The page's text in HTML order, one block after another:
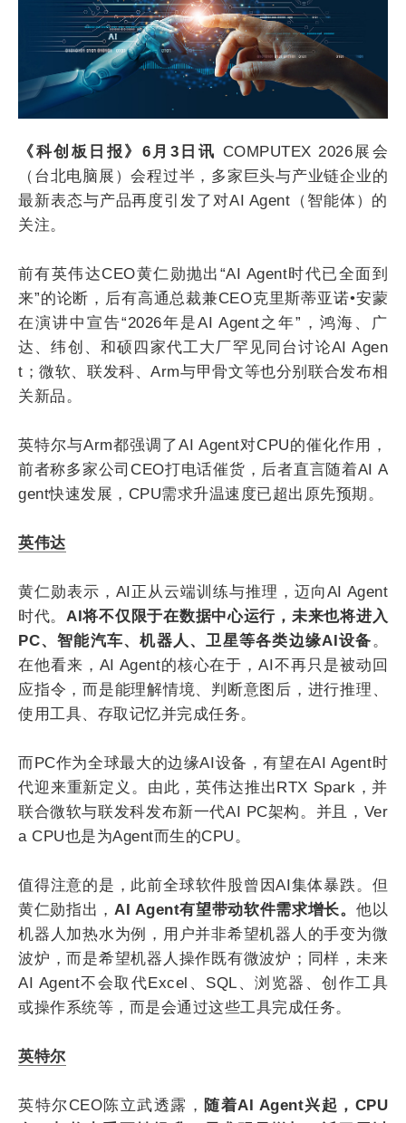
《科创板日报》6月3日讯 COMPUTEX 2026展会
（台北电脑展）会程过半，多家巨头与产业链企业的
最新表态与产品再度引发了对AI Agent（智能体）的
关注。
前有英伟达CEO黄仁勋抛出“AI Agent时代已全面到
来”的论断，后有高通总裁兼CEO克里斯蒂亚诺•安蒙
在演讲中宣告“2026年是AI Agent之年”，鸿海、广
达、纬创、和硕四家代工大厂罕见同台讨论AI Agen
t；微软、联发科、Arm与甲骨文等也分别联合发布相
关新品。
英特尔与Arm都强调了AI Agent对CPU的催化作用，
前者称多家公司CEO打电话催货，后者直言随着AI A
gent快速发展，CPU需求升温速度已超出原先预期。
英伟达
黄仁勋表示，AI正从云端训练与推理，迈向AI Agent
时代。 AI将不仅限于在数据中心运行，未来也将进入
PC、智能汽车、机器人、卫星等各类边缘AI设备 。
在他看来，AI Agent的核心在于，AI不再只是被动回
应指令，而是能理解情境、判断意图后，进行推理、
使用工具、存取记忆并完成任务。
而PC作为全球最大的边缘AI设备，有望在AI Agent时
代迎来重新定义。由此，英伟达推出RTX Spark，并
联合微软与联发科发布新一代AI PC架构。并且，Ver
a CPU也是为Agent而生的CPU。
值得注意的是，此前全球软件股曾因AI集体暴跌。但
黄仁勋指出， AI Agent有望带动软件需求增长。 他以
机器人加热水为例，用户并非希望机器人的手变为微
波炉，而是希望机器人操作既有微波炉；同样，未来
AI Agent不会取代Excel、SQL、浏览器、创作工具
或操作系统等，而是会通过这些工具完成任务。
英特尔
英特尔CEO陈立武透露， 随着AI Agent兴起，CPU